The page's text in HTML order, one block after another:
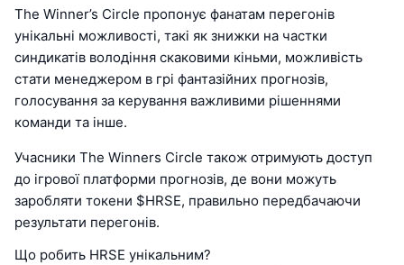
The Winner’s Circle пропонує фанатам перегонів
унікальні можливості, такі як знижки на частки
синдикатів володіння скаковими кіньми, можливість
стати менеджером в грі фантазійних прогнозів,
голосування за керування важливими рішеннями
команди та інше.
Учасники The Winners Circle також отримують доступ
до ігрової платформи прогнозів, де вони можуть
заробляти токени $HRSE, правильно передбачаючи
результати перегонів.
Що робить HRSE унікальним?